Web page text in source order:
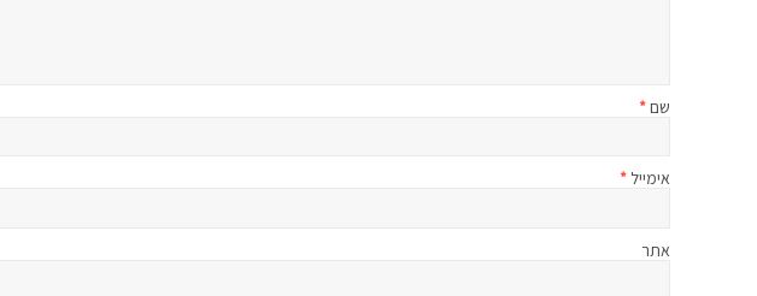
שם*
אימייל *
אתר